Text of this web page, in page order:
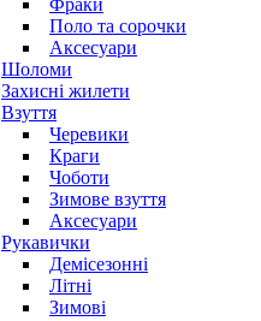
Поло та сорочки
Аксесуари
Шоломи
Захисні жилети
Взуття
Черевики
Краги
Чоботи
Зимове взуття
Аксесуари
Рукавички
Демісезонні
Літні
Зимові